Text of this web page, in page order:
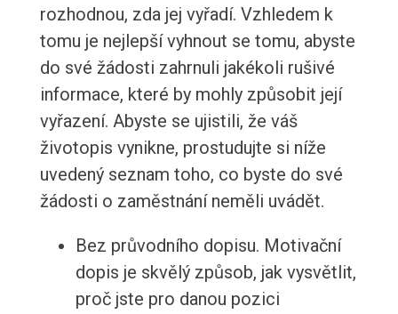
rozhodnou, zda jej vyřadí. Vzhledem k
tomu je nejlepší vyhnout se tomu, abyste
do své žádosti zahrnuli jakékoli rušivé
informace, které by mohly způsobit její
vyřazení. Abyste se ujistili, že váš
životopis vynikne, prostudujte si níže
uvedený seznam toho, co byste do své
žádosti o zaměstnání neměli uvádět.
Bez průvodního dopisu. Motivační
dopis je skvělý způsob, jak vysvětlit,
proč jste pro danou pozici